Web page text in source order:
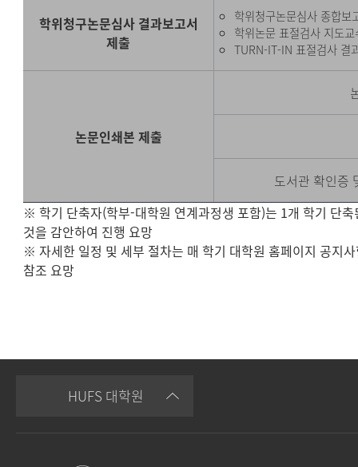
학위청구논문심사 결과보고서
제출
학위청구논문심사 종합보
학위논문 표절검사 지도
TURN-IT-IN 표절검사 결
논문인쇄본 제출
도서관 확인증
※ 학기 단축자(학부-대학원 연계과정생 포함)는 1개 학기 단축
것을 감안하여 진행 요망
※ 자세한 일정 및 세부 절차는 매 학기 대학원 홈페이지 공지
참조 요망
HUFS 대학원